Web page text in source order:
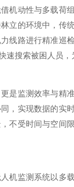
机动性与多载荷
立的环境中，传
线路进行精准巡
搜索被困人员，
监测效率与精
，实现数据的实
不受时间与空间
监测系统以多